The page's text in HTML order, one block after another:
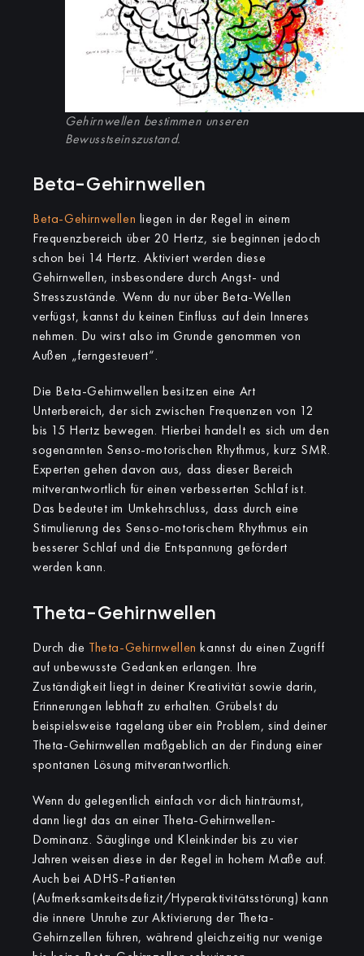
Gehirnwellen bestimmen unseren
Bewusstseinszustand.
Beta-Gehirnwellen
Beta-Gehirnwellen liegen in der Regel in einem
Frequenzbereich über 20 Hertz, sie beginnen jedoch
schon bei 14 Hertz. Aktiviert werden diese
Gehirnwellen, insbesondere durch Angst- und
Stresszustände. Wenn du nur über Beta-Wellen
verfügst, kannst du keinen Einfluss auf dein Inneres
nehmen. Du wirst also im Grunde genommen von
Außen „ferngesteuert“.
Die Beta-Gehirnwellen besitzen eine Art
Unterbereich, der sich zwischen Frequenzen von 12
bis 15 Hertz bewegen. Hierbei handelt es sich um den
sogenannten Senso-motorischen Rhythmus, kurz SMR.
Experten gehen davon aus, dass dieser Bereich
mitverantwortlich für einen verbesserten Schlaf ist.
Das bedeutet im Umkehrschluss, dass durch eine
Stimulierung des Senso-motorischem Rhythmus ein
besserer Schlaf und die Entspannung gefördert
werden kann.
Theta-Gehirnwellen
Durch die Theta-Gehirnwellen kannst du einen Zugriff
auf unbewusste Gedanken erlangen. Ihre
Zuständigkeit liegt in deiner Kreativität sowie darin,
Erinnerungen lebhaft zu erhalten. Grübelst du
beispielsweise tagelang über ein Problem, sind deiner
Theta-Gehirnwellen maßgeblich an der Findung einer
spontanen Lösung mitverantwortlich.
Wenn du gelegentlich einfach vor dich hinträumst,
dann liegt das an einer Theta-Gehirnwellen-
Dominanz. Säuglinge und Kleinkinder bis zu vier
Jahren weisen diese in der Regel in hohem Maße auf.
Auch bei ADHS-Patienten
(Aufmerksamkeitsdefizit/Hyperaktivitätsstörung) kann
die innere Unruhe zur Aktivierung der Theta-
Gehirnzellen führen, während gleichzeitig nur wenige